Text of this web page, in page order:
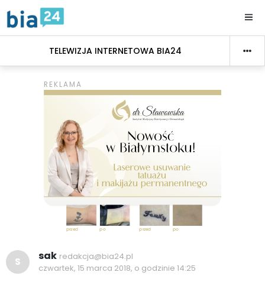
TELEWIZJA INTERNETOWA BIA24
S sak redakcja@bia24.pl
czwartek, 15 marca 2018, o godzinie 14:25